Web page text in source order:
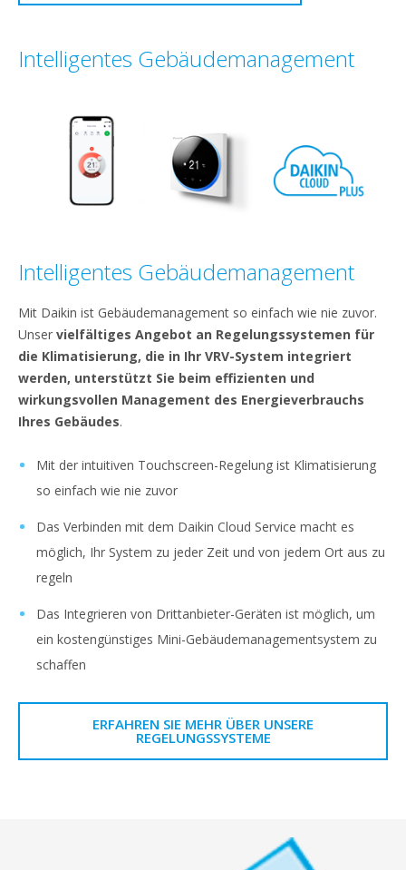
Intelligentes Gebäudemanagement
Intelligentes Gebäudemanagement
Mit Daikin ist Gebäudemanagement so einfach wie nie zuvor.
Unser vielfältiges Angebot an Regelungssystemen für
die Klimatisierung, die in Ihr VRV-System integriert
werden, unterstützt Sie beim effizienten und
wirkungsvollen Management des Energieverbrauchs
Ihres Gebäudes.
Mit der intuitiven Touchscreen-Regelung ist Klimatisierung
so einfach wie nie zuvor
Das Verbinden mit dem Daikin Cloud Service macht es
möglich, Ihr System zu jeder Zeit und von jedem Ort aus zu
regeln
Das Integrieren von Drittanbieter-Geräten ist möglich, um
ein kostengünstiges Mini-Gebäudemanagementsystem zu
schaffen
ERFAHREN SIE MEHR ÜBER UNSERE
REGELUNGSSYSTEME